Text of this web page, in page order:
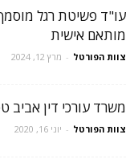
עו"ד פשיטת רגל
מותאם אישית
צוות הפורטל - מרץ 12, 2024
משרד עורכי דין אביב
צוות הפורטל - יוני 16, 2020